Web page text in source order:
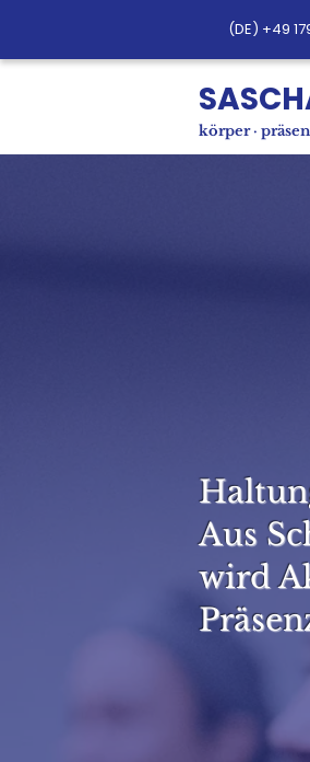
(DE) +49
körper ·
Aus
wird